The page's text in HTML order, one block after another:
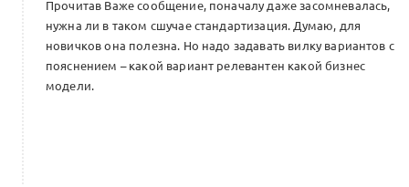
Прочитав Важе сообщение, поначалу даже засомневалась,
нужна ли в таком сшучае стандартизация. Думаю, для
новичков она полезна. Но надо задавать вилку вариантов с
пояснением – какой вариант релевантен какой бизнес
модели.